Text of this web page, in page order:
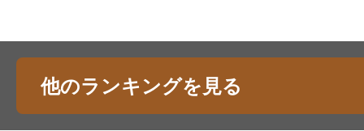
他のランキングを見る